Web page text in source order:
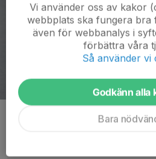
Vi använder oss av kakor
webbplats ska fungera bra
även för webbanalys i
förbättra våra
Så använder vi
Godkänn alla
Bara